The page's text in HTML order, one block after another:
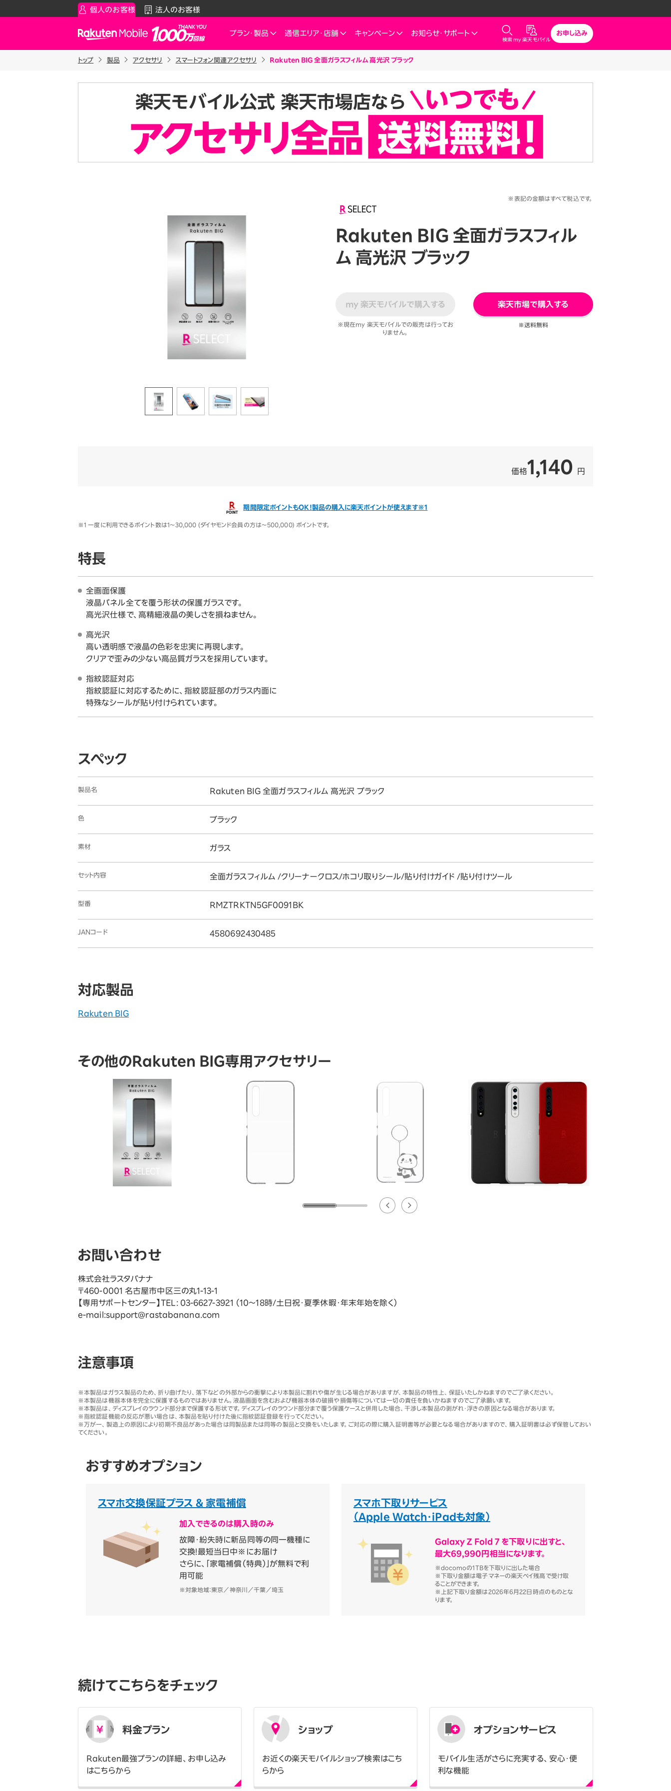
個人のお客様 法人のお客様
Rakuten Mobile
プラン・製品
スマートフォン
Rakuten最強プラン
Rakuten最強U-NEXT
料金シミュレーション
iPhone
Apple Watch
オプションサービス
SIM
eSIM
デュアルSIM
ご利用製品の対応確認
インターネット・電気
Rakuten Turbo
料金プラン
楽天ひかり
料金プラン
最強おうちプログラム
スマホ＋Rakuten Turbo
Rakuten Turbo 初めて申し込
みで毎月1,000ポイント還元
スマホ＋楽天ひかり
楽天ひかり初めて申し込みで毎
月1,000ポイント還元
通信エリア・ 店舗
通信エリア
スマートフォン
ご来店のお客様へ
ショップ（店舗）
キャンペーン
スマートフォン
お申し込みキャンペーン
これからお申し込み・製品購入をする方
ご利用特典・キャンペーン
楽天モバイルをご利用中の方向けおトク情報
インターネット・電気
Rakuten Turbo
楽天ひかり
楽天でんき
お知らせ・ サポート
お知らせ・その他
お知らせ
スーパーホーダイ／組み合わせプランを
ご検討中の方へ
お申し込みガイド
なぜ今楽天モバイルなのか
お客様の声
スマホ活用術を学ぶ
楽天モバイル
Rakuten Turbo
楽天ひかり
楽天でんき
検索 my 楽天モバイル
お申し込み
トップ 製品 アクセサリ スマートフォン関連アクセサリ Rakuten BIG 全面ガラスフィルム 高光沢 ブラック
※表記の金額はすべて税込です。
Rakuten BIG 全面ガラスフィル
ム 高光沢 ブラック
my 楽天モバイルで購入する
※現在my 楽天モバイルでの販売は行ってお
りません。
楽天市場で購入する
※送料無料
価格1,140 円
期間限定ポイントもOK！製品の購入に楽天ポイントが使えます※1
※1 一度に利用できるポイント数は1～30,000 (ダイヤモンド会員の方は～500,000) ポイントです。
特長
全画面保護
液晶パネル全てを覆う形状の保護ガラスです。
高光沢仕様で、高精細液晶の美しさを損ねません。
高光沢
高い透明感で液晶の色彩を忠実に再現します。
クリアで歪みの少ない高品質ガラスを採用しています。
指紋認証対応
指紋認証に対応するために、指紋認証部のガラス内面に
特殊なシールが貼り付けられています。
スペック
製品名 Rakuten BIG 全面ガラスフィルム 高光沢 ブラック
色 ブラック
素材 ガラス
セット内容 全面ガラスフィルム /クリーナークロス/ホコリ取りシール/貼り付けガイド /貼り付けツール
型番 RMZTRKTN5GF0091BK
JANコード 4580692430485
対応製品
Rakuten BIG
その他のRakuten BIG専用アクセサリー
お問い合わせ
株式会社ラスタバナナ
〒460-0001 名古屋市中区三の丸1-13-1
【専用サポートセンター】TEL: 03-6627-3921 （10～18時/土日祝・夏季休暇・年末年始を除く）
e-mail:support@rastabanana.com
注意事項
※本製品はガラス製品のため、折り曲げたり、落下などの外部からの衝撃により本製品に割れや傷が生じる場合がありますが、本製品の特性上、保証いたしかねますのでご了承ください。
※本製品は機器本体を完全に保護するものではありません。液晶画面を含むおよび機器本体の破損や損傷等については一切の責任を負いかねますのでご了承願います。
※本製品は、ディスプレイのラウンド部分まで保護する形状です。ディスプレイのラウンド部分まで覆う保護ケースと併用した場合、干渉し本製品の剥がれ・浮きの原因となる場合があります。
※指紋認証機能の反応が悪い場合は、本製品を貼り付けた後に指紋認証登録を行ってください。
※万が一、製造上の原因により初期不良品があった場合は同製品または同等の製品と交換をいたします。ご対応の際に購入証明書等が必要となる場合がありますので、購入証明書は必ず保管しておい
てください。
おすすめオプション
スマホ交換保証プラス & 家電補償
加入できるのは購入時のみ
故障・紛失時に新品同等の同一機種に
交換！最短当日中※にお届け
さらに、「家電補償（特典）」が無料で利
用可能
※対象地域：東京／神奈川／千葉／埼玉
スマホ下取りサービス
（Apple Watch・iPadも対象）
Galaxy Z Fold 7 を下取りに出すと、
最大69,990円相当になります。
※docomoの1TBを下取りに出した場合
※下取り金額は電子マネーの楽天ペイ残高で受け取
ることができます。
※上記下取り金額は2026年6月22日時点のものとな
ります。
続けてこちらをチェック
料金プラン
Rakuten最強プランの詳細、お申し込み
はこちらから
ショップ
お近くの楽天モバイルショップ検索はこち
らから
オプションサービス
モバイル生活がさらに充実する、安心・便
利な機能